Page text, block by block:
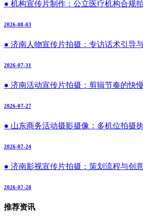
● 机构宣传片制作：公立医疗机构合规
2026-08-03
● 济南人物宣传片拍摄：专访话术引导
2026-07-31
● 济南活动宣传片拍摄：剪辑节奏的快
2026-07-27
● 山东商务活动摄影摄像：多机位拍摄
2026-07-24
● 济南影视宣传片拍摄：策划流程与创
2026-07-20
推荐资讯